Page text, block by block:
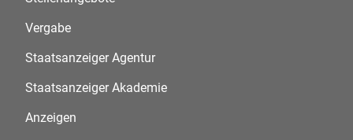
Vergabe
Staatsanzeiger Agentur
Staatsanzeiger Akademie
Anzeigen